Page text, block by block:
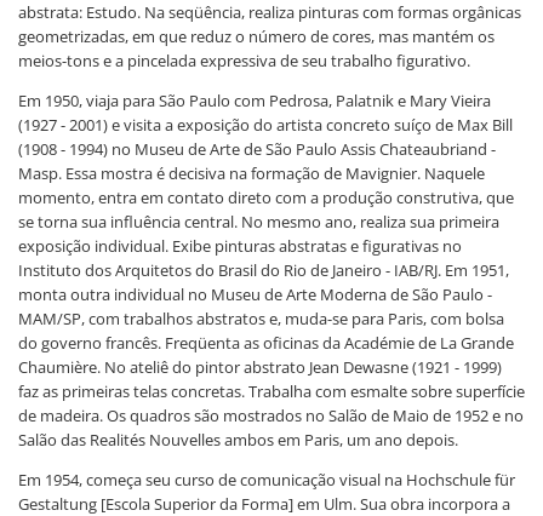
abstrata: Estudo. Na seqüência, realiza pinturas com formas orgânicas
geometrizadas, em que reduz o número de cores, mas mantém os
meios-tons e a pincelada expressiva de seu trabalho figurativo.
Em 1950, viaja para São Paulo com Pedrosa, Palatnik e Mary Vieira
(1927 - 2001) e visita a exposição do artista concreto suíço de Max Bill
(1908 - 1994) no Museu de Arte de São Paulo Assis Chateaubriand -
Masp. Essa mostra é decisiva na formação de Mavignier. Naquele
momento, entra em contato direto com a produção construtiva, que
se torna sua influência central. No mesmo ano, realiza sua primeira
exposição individual. Exibe pinturas abstratas e figurativas no
Instituto dos Arquitetos do Brasil do Rio de Janeiro - IAB/RJ. Em 1951,
monta outra individual no Museu de Arte Moderna de São Paulo -
MAM/SP, com trabalhos abstratos e, muda-se para Paris, com bolsa
do governo francês. Freqüenta as oficinas da Académie de La Grande
Chaumière. No ateliê do pintor abstrato Jean Dewasne (1921 - 1999)
faz as primeiras telas concretas. Trabalha com esmalte sobre superfície
de madeira. Os quadros são mostrados no Salão de Maio de 1952 e no
Salão das Realités Nouvelles ambos em Paris, um ano depois.
Em 1954, começa seu curso de comunicação visual na Hochschule für
Gestaltung [Escola Superior da Forma] em Ulm. Sua obra incorpora a